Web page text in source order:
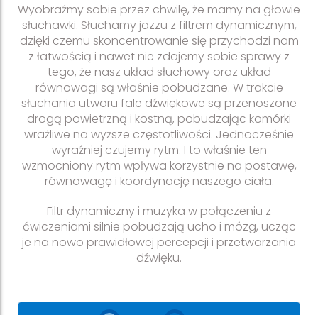
Wyobraźmy sobie przez chwilę, że mamy na głowie
słuchawki. Słuchamy jazzu z filtrem dynamicznym,
dzięki czemu skoncentrowanie się przychodzi nam
z łatwością i nawet nie zdajemy sobie sprawy z
tego, że nasz układ słuchowy oraz układ
równowagi są właśnie pobudzane. W trakcie
słuchania utworu fale dźwiękowe są przenoszone
drogą powietrzną i kostną, pobudzając komórki
wrażliwe na wyższe częstotliwości. Jednocześnie
wyraźniej czujemy rytm. I to właśnie ten
wzmocniony rytm wpływa korzystnie na postawę,
równowagę i koordynację naszego ciała.
Filtr dynamiczny i muzyka w połączeniu z
ćwiczeniami silnie pobudzają ucho i mózg, ucząc
je na nowo prawidłowej percepcji i przetwarzania
dźwięku.